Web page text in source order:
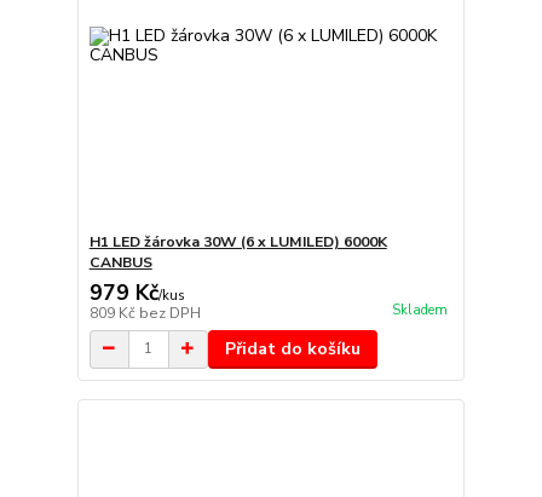
H1 LED žárovka 30W (6 x LUMILED) 6000K
CANBUS
979 Kč/kus
809 Kč bez DPH Skladem
Přidat do košíku